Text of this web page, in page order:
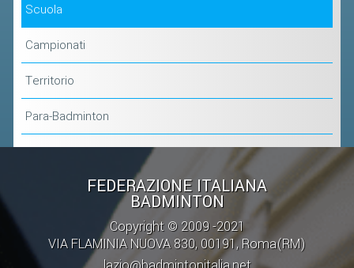
Scuola
Campionati
Territorio
Para-Badminton
FEDERAZIONE ITALIANA
BADMINTON
Copyright © 2009 -2021
VIA FLAMINIA NUOVA 830, 00191, Roma(RM)